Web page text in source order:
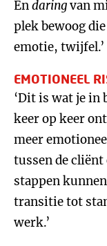
Endaringvan
plek bewoog
emotie, twijfel.’
EMOTIONEEL
‘Dit is wat je in
keer op keer
meer
tussen de
stappen
transitie tot
werk.’